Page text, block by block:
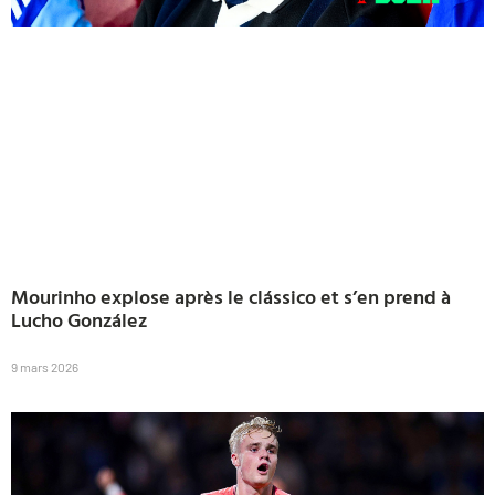
Mourinho explose après le clássico et s’en prend à
Lucho González
9 mars 2026